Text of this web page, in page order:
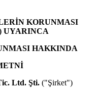
KORUNMASI
UYARINCA
HAKKINDA
Ltd. Şti. ("Şirket")